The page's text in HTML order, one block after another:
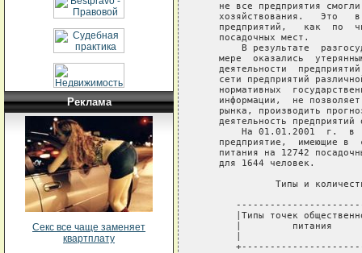
Реклама
Секс все чаще заменяет
квартплату